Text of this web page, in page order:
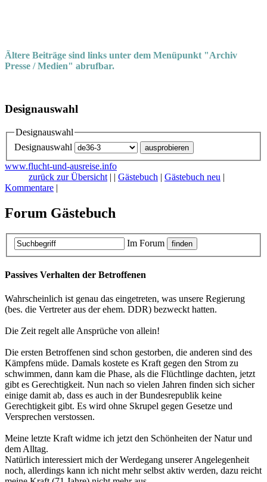
Ältere Beiträge sind links unter dem Menüpunkt "Archiv
Presse / Medien" abrufbar.
Designauswahl
Designauswahl
Designauswahl
www.flucht-und-ausreise.info
zurück zur Übersicht | | Gästebuch | Gästebuch neu |
Kommentare |
Forum Gästebuch
Im Forum
Passives Verhalten der Betroffenen
Wahrscheinlich ist genau das eingetreten, was unsere Regierung
(bes. die Vertreter aus der ehem. DDR) bezweckt hatten.
Die Zeit regelt alle Ansprüche von allein!
Die ersten Betroffenen sind schon gestorben, die anderen sind des
Kämpfens müde. Damals kostete es Kraft gegen den Strom zu
schwimmen, dann kam die Phase, als die Flüchtlinge dachten, jetzt
gibt es Gerechtigkeit. Nun nach so vielen Jahren finden sich sicher
einige damit ab, dass es auch in der Bundesrepublik keine
Gerechtigkeit gibt. Es wird ohne Skrupel gegen Gesetze und
Versprechen verstossen.
Meine letzte Kraft widme ich jetzt den Schönheiten der Natur und
dem Alltag.
Natürlich interessiert mich der Werdegang unserer Angelegenheit
noch, allerdings kann ich nicht mehr selbst aktiv werden, dazu reicht